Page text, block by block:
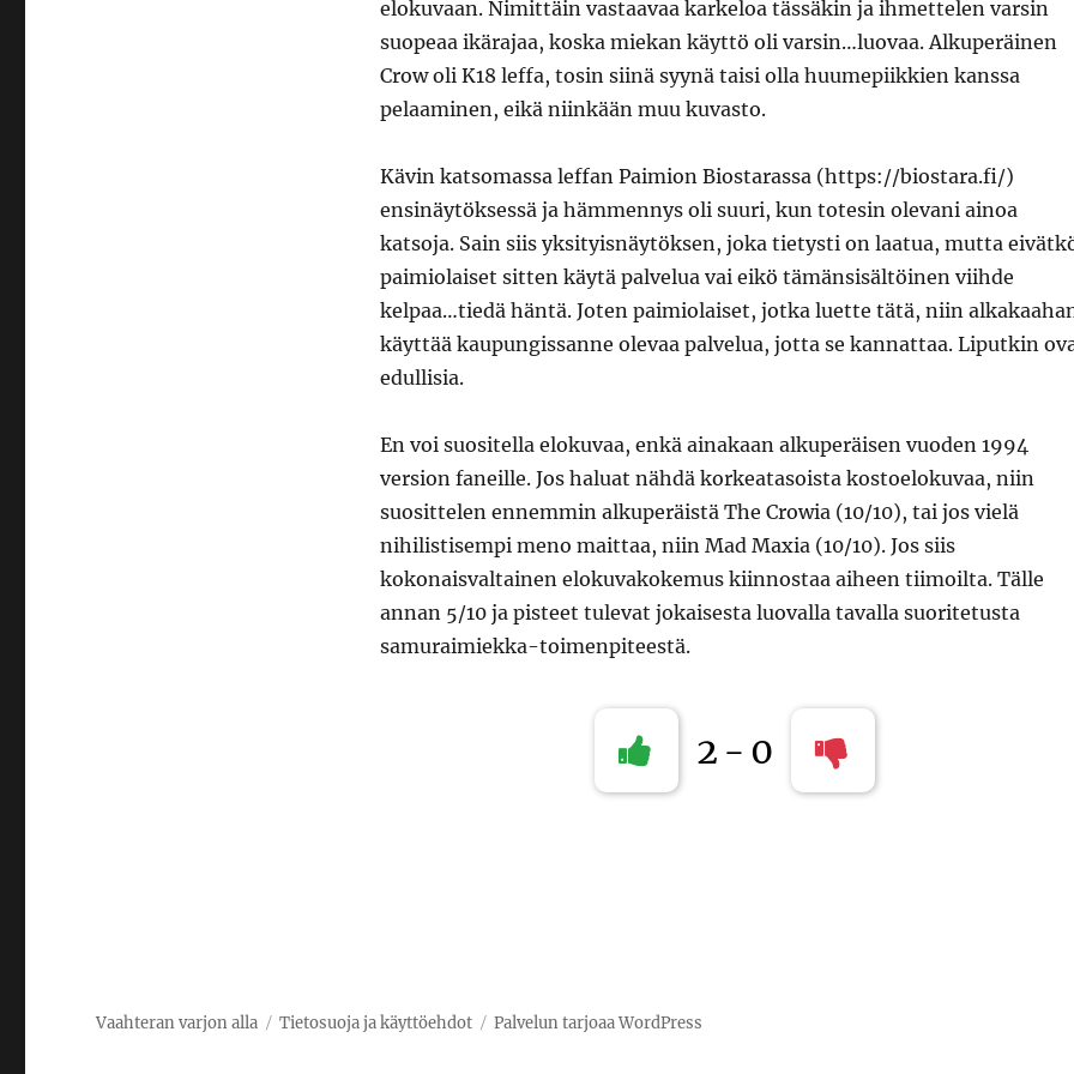
elokuvaan. Nimittäin vastaavaa karkeloa tässäkin ja ihmettelen varsin
suopeaa ikärajaa, koska miekan käyttö oli varsin…luovaa. Alkuperäinen
Crow oli K18 leffa, tosin siinä syynä taisi olla huumepiikkien kanssa
pelaaminen, eikä niinkään muu kuvasto.
Kävin katsomassa leffan Paimion Biostarassa (https://biostara.fi/)
ensinäytöksessä ja hämmennys oli suuri, kun totesin olevani ainoa
katsoja. Sain siis yksityisnäytöksen, joka tietysti on laatua, mutta
paimiolaiset sitten käytä palvelua vai eikö tämänsisältöinen viihde
kelpaa…tiedä häntä. Joten paimiolaiset, jotka luette tätä, niin
käyttää kaupungissanne olevaa palvelua, jotta se kannattaa. Liputkin
edullisia.
En voi suositella elokuvaa, enkä ainakaan alkuperäisen vuoden 1994
version faneille. Jos haluat nähdä korkeatasoista kostoelokuvaa, niin
suosittelen ennemmin alkuperäistä The Crowia (10/10), tai jos vielä
nihilistisempi meno maittaa, niin Mad Maxia (10/10). Jos siis
kokonaisvaltainen elokuvakokemus kiinnostaa aiheen tiimoilta. Tälle
annan 5/10 ja pisteet tulevat jokaisesta luovalla tavalla suoritetusta
samuraimiekka-toimenpiteestä.
2 - 0
Vaahteran varjon alla Tietosuoja ja käyttöehdot Palvelun tarjoaa WordPress